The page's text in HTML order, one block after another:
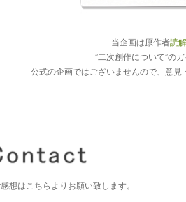
当企画は原作者読
”二次創作について”の
公式の企画ではございませんので、意
想はこちらよりお願い致します。